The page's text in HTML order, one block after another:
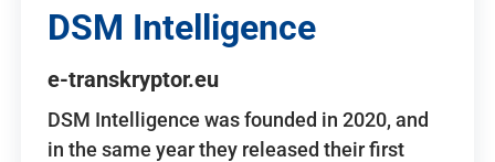
DSM Intelligence
e-transkryptor.eu
DSM Intelligence was founded in 2020, and
in the same year they released their first